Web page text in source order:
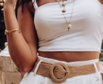
Simple Tank Top
Rated
out of 5